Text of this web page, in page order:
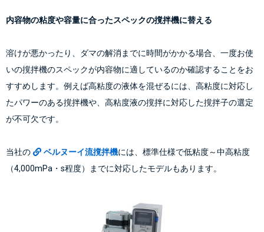
内容物の粘度や容量に合ったスペックの撹拌機に替える
溶けが悪かったり、ダマの解消までに時間がかかる場合、一度お使
いの撹拌機のスペックが内容物に適しているのか確認することをお
すすめします。例えば高粘度の液体を混ぜるには、高粘度に対応し
たパワーのある撹拌機や、高粘度液の撹拌に対応した撹拌子の選定
が不可欠です。
当社の ベルヌーイ流撹拌機には、標準仕様で低粘度～中高粘度
（4,000mPa・s程度）までに対応したモデルもあります。